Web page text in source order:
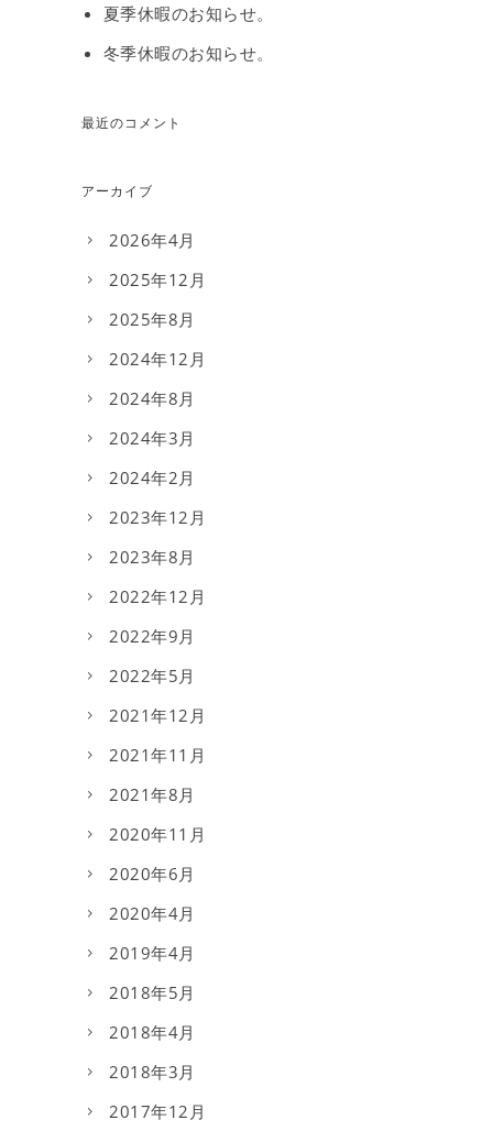
夏季休暇のお知らせ。
冬季休暇のお知らせ。
最近のコメント
アーカイブ
2026年4月
2025年12月
2025年8月
2024年12月
2024年8月
2024年3月
2024年2月
2023年12月
2023年8月
2022年12月
2022年9月
2022年5月
2021年12月
2021年11月
2021年8月
2020年11月
2020年6月
2020年4月
2019年4月
2018年5月
2018年4月
2018年3月
2017年12月